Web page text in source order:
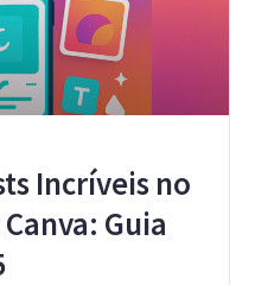
Incríveis no
Guia